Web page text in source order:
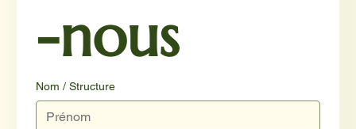
-nous
Nom / Structure